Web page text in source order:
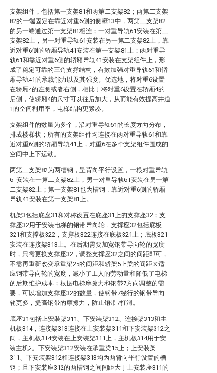
支架组件，包括第一支架81和两第二支架82；两第二支架
82的一端固定在靠近对重6侧的侧壁13中，两第二支架82
的另一端通过第一支架81相连；一对重导轨61安装在第二
支架82上，另一对重导轨61安装在另一第二支架82上，靠
近对重6侧的轿厢导轨41安装在第一支架81上；两对重导
轨61和靠近对重6侧的轿厢导轨41安装在支架组件上，形
成了稳定可靠的三角支撑结构，有效加强对重导轨61和轿
厢导轨41的承载能力以及其强度。优选地，将对重6设置
在轿厢4的左侧或者右侧，相比于将对重6设置在轿厢4的
后侧，使轿厢4的尺寸可以往后加大，从而能有效提高井道
1的空间利用率，电梯结构更紧凑。
支架组件的数量为多个，沿对重导轨61的长度方向分布，
排成楼梯状；所有的支架组件均连接在两对重导轨61和靠
近对重6侧的轿厢导轨41上，对重6在多个支架组件围成的
空间中上下运动。
两第二支架82为两槽钢，呈背向平行设置，一根对重导轨
61安装在一第二支架82上，另一对重导轨61安装在另一第
二支架82上；第一支架81也为槽钢，靠近对重6侧的轿厢
导轨41安装在第一支架81上。
机架3包括底座31和对称设置在底座31上的支撑座32；支
撑座32用于安装电梯的钢带导向轮，支撑座32包括底板
321和支撑板322，支撑板322连接在底板321上；底板321
安装在连接架313上。在后期需要加宽钢带导向轮的宽度
时，只需更换支撑座32，调整支撑座32之间的间距即可，
不需再重新改变承重梁25的间距和轿架5上梁的间距来适
应钢带导向轮的宽度，减小了工人的劳动量和降低了电梯
的后期维护成本；根据电梯摩擦力和钢带7方向调整的需
要，可以增加支撑座32的数量，使钢带7绕行的钢带导向
轮更多，提高钢带的摩擦力，防止钢带7打滑。
底座31包括上安装架311、下安装架312、连接架313和主
机板314，连接架313连接在上安装架311和下安装架312之
间，主机板314安装在上安装架311上，主机板314用于安
装主机2。下安装架312安装在承重梁15上；上安装架
311、下安装架312和连接架313均为两背向平行设置的槽
钢；且下安装座312的两槽钢之间间距大于上安装座311的